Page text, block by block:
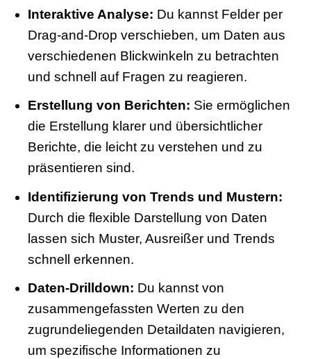
Interaktive Analyse: Du kannst Felder per
Drag-and-Drop verschieben, um Daten aus
verschiedenen Blickwinkeln zu betrachten
und schnell auf Fragen zu reagieren.
Erstellung von Berichten: Sie ermöglichen
die Erstellung klarer und übersichtlicher
Berichte, die leicht zu verstehen und zu
präsentieren sind.
Identifizierung von Trends und Mustern:
Durch die flexible Darstellung von Daten
lassen sich Muster, Ausreißer und Trends
schnell erkennen.
Daten-Drilldown: Du kannst von
zusammengefassten Werten zu den
zugrundeliegenden Detaildaten navigieren,
um spezifische Informationen zu